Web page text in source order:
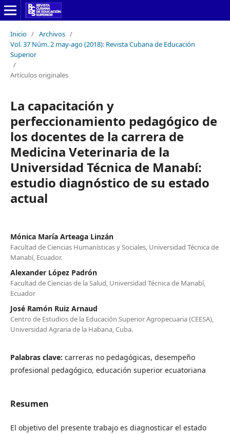
Inicio / Archivos /
Vol. 37 Núm. 2 may-ago (2018): Revista Cubana de Educación
Superior
/
Artículos originales
La capacitación y
perfeccionamiento pedagógico de
los docentes de la carrera de
Medicina Veterinaria de la
Universidad Técnica de Manabí:
estudio diagnóstico de su estado
actual
Mónica María Arteaga Linzán
Facultad de Ciencias Humanísticas y Sociales, Universidad Técnica de
Manabí, Ecuador.
Alexander López Padrón
Facultad de Ciencias de la Salud, Universidad Técnica de Manabí,
Ecuador
José Ramón Ruiz Arnaud
Centro de Estudios de la Educación Superior Agropecuaria (CEESA),
Universidad Agraria de la Habana, Cuba.
Palabras clave: carreras no pedagógicas, desempeño
profesional pedagógico, educación superior ecuatoriana
Resumen
El objetivo del presente trabajo es diagnosticar el estado